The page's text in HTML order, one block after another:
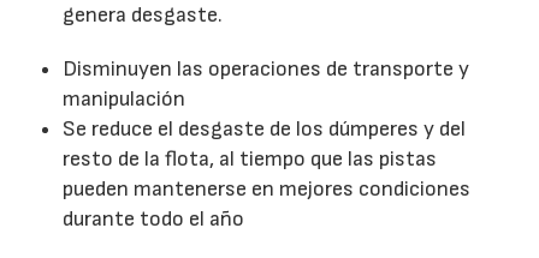
genera desgaste.
Disminuyen las operaciones de transporte y
manipulación
Se reduce el desgaste de los dúmperes y del
resto de la flota, al tiempo que las pistas
pueden mantenerse en mejores condiciones
durante todo el año